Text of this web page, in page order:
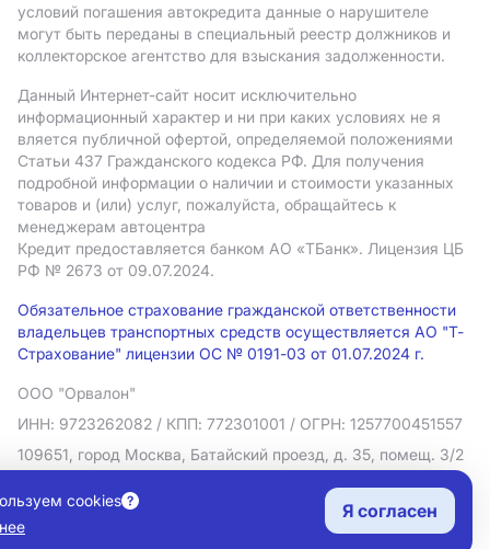
условий погашения автокредита данные о нарушителе
могут быть переданы в специальный реестр должников и
коллекторское агентство для взыскания задолженности.
Данный Интернет-сайт носит исключительно
информационный характер и ни при каких условиях не я
вляется публичной офертой, определяемой положениями
Статьи 437 Гражданского кодекса РФ. Для получения
подробной информации о наличии и стоимости указанных
товаров и (или) услуг, пожалуйста, обращайтесь к
менеджерам автоцентра
Кредит предоставляется банком АO «ТБанк». Лицензия ЦБ
РФ № 2673 от 09.07.2024.
Обязательное страхование гражданской ответственности
владельцев транспортных средств осуществляется АО "Т-
Страхование" лицензии ОС № 0191-03 от 01.07.2024 г.
ООО "Орвалон"
ИНН: 9723262082 / КПП: 772301001 / ОГРН: 1257700451557
109651, город Москва, Батайский проезд, д. 35, помещ. 3/2
Политика в отношении обработки персональных данных
Согласие на рекламную рассылку
Правовая информация
cookies
Я согласен